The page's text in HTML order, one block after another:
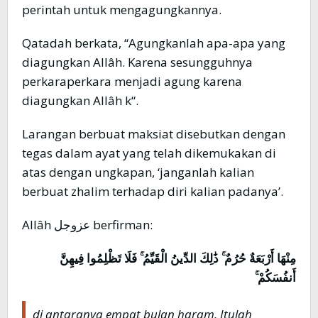
perintah untuk mengagungkannya.
Qatadah berkata, “Agungkanlah apa-apa yang
diagungkan Allâh. Karena sesungguhnya
perkaraperkara menjadi agung karena
diagungkan Allâh k“.
Larangan berbuat maksiat disebutkan dengan
tegas dalam ayat yang telah dikemukakan di
atas dengan ungkapan, ‘janganlah kalian
berbuat zhalim terhadap diri kalian padanya’.
Allâh عزوجل berfirman:
مِنْهَا أَرْبَعَةٌ حُرُمٌ ۚ ذَٰلِكَ الدِّينُ الْقَيِّمُ ۚ فَلَا تَظْلِمُوا فِيهِنَّ
أَنفُسَكُمْ ۚ
di antaranya empat bulan haram. Itulah